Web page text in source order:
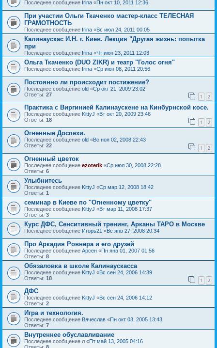
Последнее сообщение Irina «Пн окт 10, 2011 12:36
При участии Ольги Ткаченко мастер-класс ТЕЛЕСНАЯ
ГРАМОТНОСТЬ
Последнее сообщение Irina «Вс июл 24, 2011 00:05
Калинаускас И.Н. г. Киев. Лекция "Другая жизнь: попытка
при
Последнее сообщение Irina «Чт июн 23, 2011 12:03
Ольга Ткаченко (DUO ZIKR) и театр "Голос огня"
Последнее сообщение Irina «Ср июн 08, 2011 20:56
Постоянно ли происходит постижение?
Последнее сообщение old «Ср окт 21, 2009 23:02
Ответы: 27 1 2
Практика с Виргинией Калинаускене на Кинбурнской косе.
Последнее сообщение KittyJ «Вт окт 20, 2009 23:46
Ответы: 18 1 2
Огненные Доспехи.
Последнее сообщение old «Вс ноя 02, 2008 22:43
Ответы: 22 1 2
Огненный цветок
Последнее сообщение ezoterik «Ср июл 30, 2008 22:28
Ответы: 6
Улыбнитесь
Последнее сообщение KittyJ «Ср мар 12, 2008 18:42
Ответы: 1
семинар в Киеве по "Огненному цветку"
Последнее сообщение KittyJ «Вт мар 11, 2008 17:37
Ответы: 3
Курс ДФС, Сенситивный тренинг, Арканы ТАРО в Москве
Последнее сообщение Игорь21 «Вс янв 27, 2008 20:34
Про Аркадия Ровнера и его друзей
Последнее сообщение Арсен «Пн янв 01, 2007 01:56
Ответы: 8
Обязаловка в школе Калинаускасса
Последнее сообщение KittyJ «Вс сен 24, 2006 14:39
Ответы: 18 1 2
ДФС
Последнее сообщение KittyJ «Вс сен 24, 2006 14:12
Ответы: 2
Игра и технология.
Последнее сообщение Вячеслав «Пн окт 03, 2005 13:43
Ответы: 7
Внутреннее обуславливание
Последнее сообщение л «Пт май 13, 2005 04:16